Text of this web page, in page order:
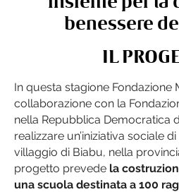
benessere
IL
In questa stagione Fondazione
collaborazione con la
nella Repubblica Democratica
realizzare un’iniziativa sociale
villaggio di Biabu, nella
progetto prevede la
una scuola destinata a 100